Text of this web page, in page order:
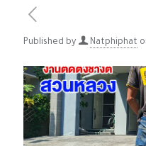
Published by Natphiphat